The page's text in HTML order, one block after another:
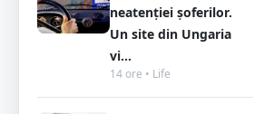
neatenției șoferilor.
Un site din Ungaria
vi...
14 ore • Life